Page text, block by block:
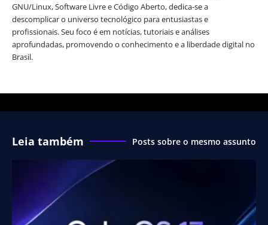
GNU/Linux, Software Livre e Código Aberto, dedica-se a
descomplicar o universo tecnológico para entusiastas e
profissionais. Seu foco é em notícias, tutoriais e análises
aprofundadas, promovendo o conhecimento e a liberdade digital no
Brasil.
Leia também Posts sobre o mesmo assunto